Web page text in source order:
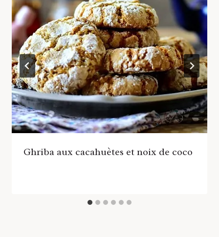
Ghriba aux cacahuètes et noix de coco